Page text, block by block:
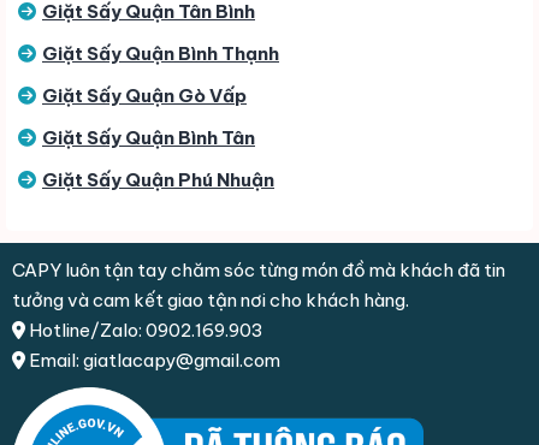
Giặt Sấy Quận Tân Bình
Giặt Sấy Quận Bình Thạnh
Giặt Sấy Quận Gò Vấp
Giặt Sấy Quận Bình Tân
Giặt Sấy Quận Phú Nhuận
CAPY luôn tận tay chăm sóc từng món đồ mà khách đã tin
tưởng và cam kết giao tận nơi cho khách hàng.
Hotline/Zalo: 0902.169.903
Email: giatlacapy@gmail.com